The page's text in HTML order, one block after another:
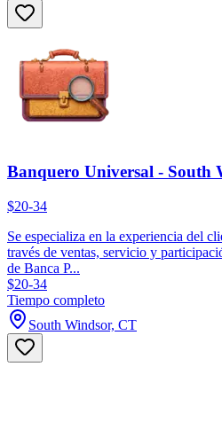
Banquero Universal - South
$20-34
Se especializa en la experiencia del
través de ventas, servicio y
de Banca P...
$20-34
Tiempo completo
South Windsor, CT